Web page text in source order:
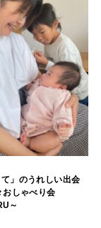
て」のうれしい出会
おしゃべり会
～